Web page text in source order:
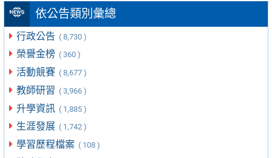
依公告類別彙總
行政公告 ( 8,730 )
榮譽金榜 ( 360 )
活動競賽 ( 8,677 )
教師研習 ( 3,966 )
升學資訊 ( 1,885 )
生涯發展 ( 1,742 )
學習歷程檔案 ( 108 )